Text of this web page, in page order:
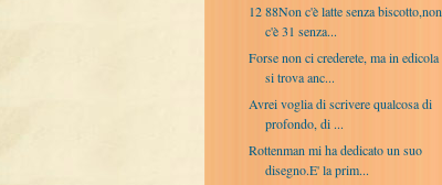
12 88Non c'è latte senza biscotto,non
c'è 31 senza...
Forse non ci crederete, ma in edicola
si trova anc...
Avrei voglia di scrivere qualcosa di
profondo, di ...
Rottenman mi ha dedicato un suo
disegno.E' la prim...